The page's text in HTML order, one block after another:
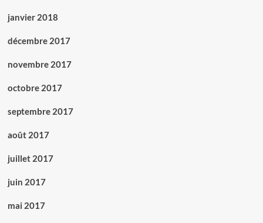
janvier 2018
décembre 2017
novembre 2017
octobre 2017
septembre 2017
août 2017
juillet 2017
juin 2017
mai 2017